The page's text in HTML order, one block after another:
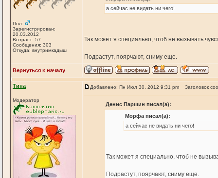
Пол:
Зарегистрирован:
20.03.2012
Возраст: 57
Сообщения: 303
Откуда: внутримкадыш
а сейчас не видать ни чего!
Так может я специально, чтоб не вызывать
Подрастут, поярчают, сниму еще.
Вернуться к началу
Тина
Модератор
Добавлено: Пн Июл 30, 2012 9:31 pm Заголовок
Денис Паршин писал(а):
Морфа писал(а):
а сейчас не видать ни чего!
Так может я специально, чтоб не
Подрастут, поярчают, сниму еще.